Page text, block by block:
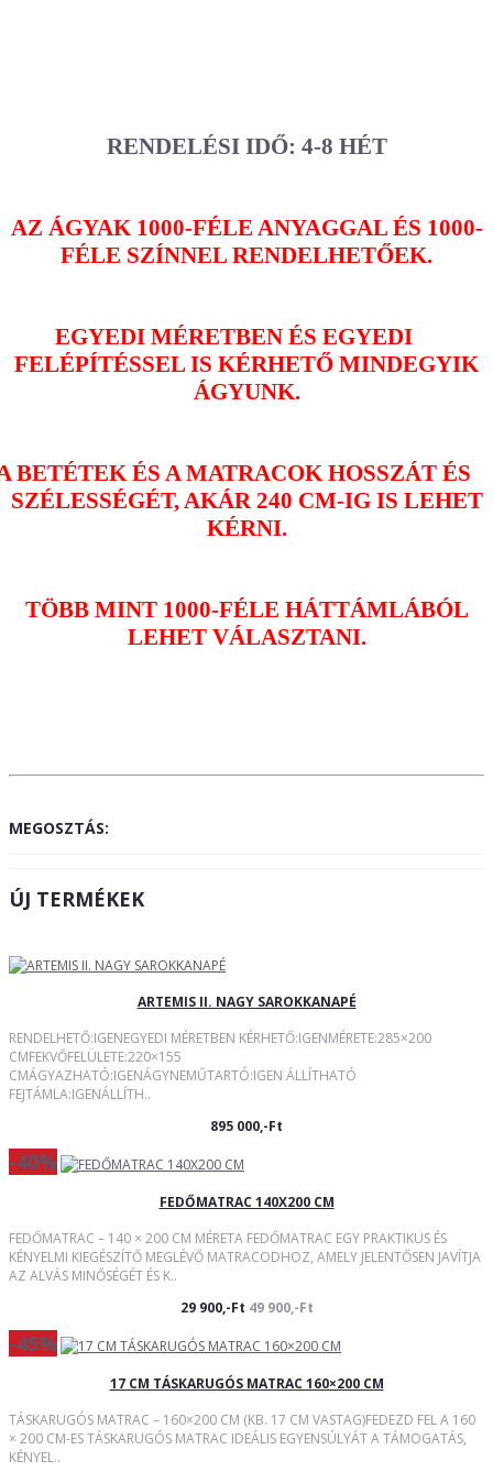
RENDELÉSI IDŐ: 4-8 HÉT
AZ ÁGYAK 1000-FÉLE ANYAGGAL ÉS 1000-
FÉLE SZÍNNEL RENDELHETŐEK.
EGYEDI MÉRETBEN ÉS EGYEDI
FELÉPÍTÉSSEL IS KÉRHETŐ MINDEGYIK
ÁGYUNK.
BETÉTEK ÉS A MATRACOK HOSSZÁT ÉS
SZÉLESSÉGÉT, AKÁR 240 CM-IG IS LEHET
KÉRNI.
TÖBB MINT 1000-FÉLE HÁTTÁMLÁBÓL
LEHET VÁLASZTANI.
MEGOSZTÁS:
ÚJ TERMÉKEK
ARTEMIS II. NAGY SAROKKANAPÉ
RENDELHETŐ:IGENEGYEDI MÉRETBEN KÉRHETŐ:IGENMÉRETE:285×200
CMFEKVŐFELÜLETE:220×155
CMÁGYAZHATÓ:IGENÁGYNEMŰTARTÓ:IGEN ÁLLÍTHATÓ
FEJTÁMLA:IGENÁLLÍTH..
895 000,-Ft
-40%
FEDŐMATRAC 140X200 CM
FEDŐMATRAC – 140 × 200 CM MÉRETA FEDŐMATRAC EGY PRAKTIKUS ÉS
KÉNYELMI KIEGÉSZÍTŐ MEGLÉVŐ MATRACODHOZ, AMELY JELENTŐSEN JAVÍTJA
AZ ALVÁS MINŐSÉGÉT ÉS K..
29 900,-Ft 49 900,-Ft
-45%
17 CM TÁSKARUGÓS MATRAC 160×200 CM
TÁSKARUGÓS MATRAC – 160×200 CM (KB. 17 CM VASTAG)FEDEZD FEL A 160
× 200 CM-ES TÁSKARUGÓS MATRAC IDEÁLIS EGYENSÚLYÁT A TÁMOGATÁS,
KÉNYEL..